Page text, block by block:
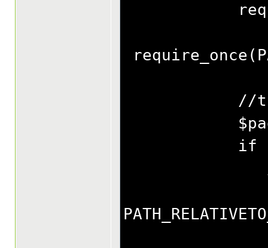
//try to
$page =
if